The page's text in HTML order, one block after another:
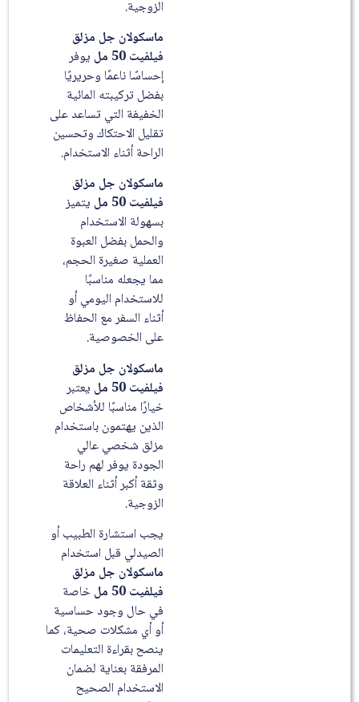
ماسكولان جل مزلق
يوفر
إحساسًا ناعمًا وحريريًا
بفضل تركيبته المائية
الخفيفة التي تساعد على
تقليل الاحتكاك وتحسين
الراحة أثناء الاستخدام.
ماسكولان جل مزلق
يتميز
بسهولة الاستخدام
والحمل بفضل العبوة
العملية صغيرة الحجم،
مما يجعله مناسبًا
للاستخدام اليومي أو
أثناء السفر مع الحفاظ
على الخصوصية.
ماسكولان جل مزلق
يعتبر
خيارًا مناسبًا للأشخاص
الذين يهتمون باستخدام
مزلق شخصي عالي
الجودة يوفر لهم راحة
وثقة أكبر أثناء العلاقة
يجب استشارة الطبيب أو
الصيدلي قبل استخدام
ماسكولان جل مزلق
خاصة
في حال وجود حساسية
أو أي مشكلات صحية، كما
ينصح بقراءة التعليمات
المرفقة بعناية لضمان
الاستخدام الصحيح